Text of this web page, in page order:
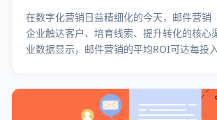
在数字化营销日益精细化的今天，邮件营销
企业触达客户、培育线索、提升转化的核心
业数据显示，邮件营销的平均ROI可达每投
商，是营销成功的第一步。 本文将